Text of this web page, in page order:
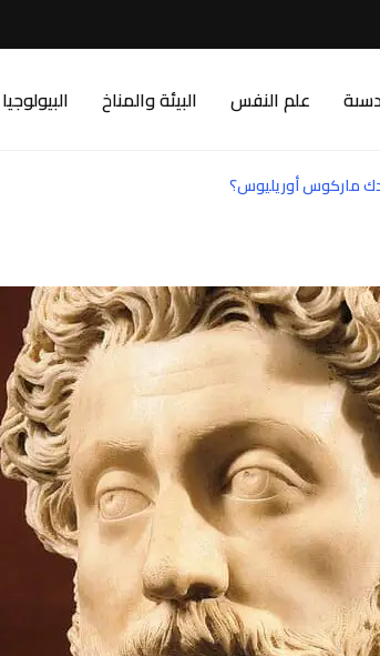
علم النفس البيئة والمناخ البيولوجيا
ماركوس أوريليوس؟